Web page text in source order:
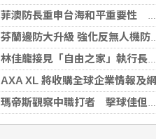
菲澳防長重申台海和平重要性 林佳龍表達肯定
芬蘭邊防大升級 強化反無人機防禦網
林佳龍接見「自由之家」執行長 盼台成印太INGO樞紐
AXA XL 將收購全球企業情報及網絡安全顧問公司 S-RM
瑪帝斯觀察中職打者 擊球佳但長打少「閃掉就好」